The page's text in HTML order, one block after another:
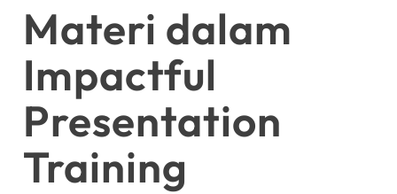
Materi dalam
Impactful
Presentation
Training